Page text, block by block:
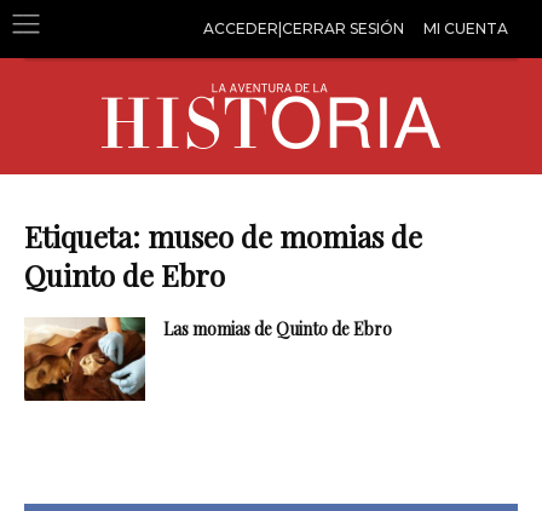
ACCEDER|CERRAR SESIÓN MI CUENTA
Etiqueta: museo de momias de
Quinto de Ebro
Las momias de Quinto de Ebro